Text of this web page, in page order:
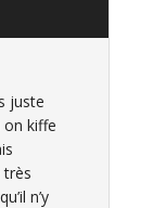
juste
on kiffe
très
n’y